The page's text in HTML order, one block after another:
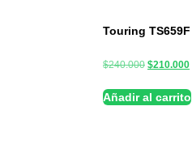
Touring TS659F
$240.000 $210.000
Añadir al carrito